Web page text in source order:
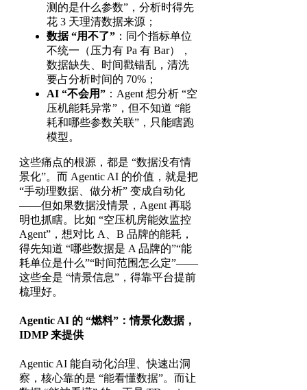
测的是什么参数”，分析时得先
花 3 天理清数据来源；
数据 “用不了” ：同个指标单位
不统一（压力有 Pa 有 Bar），
数据缺失、时间戳错乱，清洗
要占分析时间的 70%；
AI “不会用” ：Agent 想分析 “空
压机能耗异常”，但不知道 “能
耗和哪些参数关联”，只能瞎跑
模型。
这些痛点的根源，都是 “数据没有情
景化”。而 Agentic AI 的价值，就是把
“手动理数据、做分析” 变成自动化
——但如果数据没情景，Agent 再聪
明也抓瞎。比如 “空压机房能效监控
Agent”，想对比 A、B 品牌的能耗，
得先知道 “哪些数据是 A 品牌的”“能
耗单位是什么”“时间范围怎么定”——
这些全是 “情景信息”，得靠平台提前
梳理好。
Agentic AI 的 “燃料”：情景化数据，
IDMP 来提供
Agentic AI 能自动化治理、快速出洞
察，核心靠的是 “能看懂数据”。而让